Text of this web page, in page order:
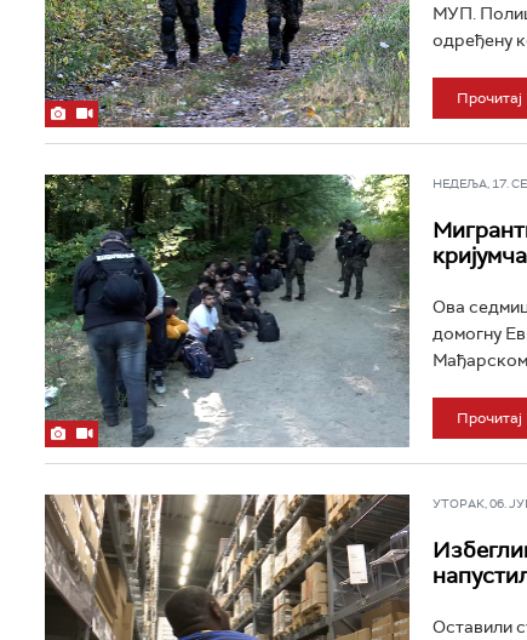
МУП.
одређену
Прочитај
НЕДЕЉА, 17.
Ова
домогну
Прочитај
УТОРАК, 06.
Оставили